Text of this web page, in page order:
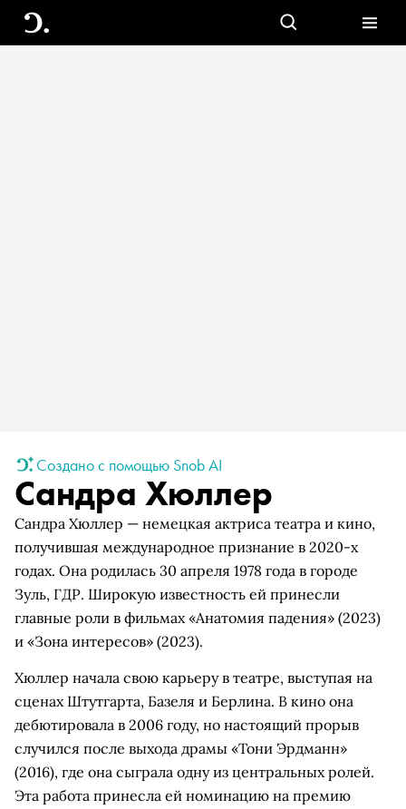
Создано с помощью Snob AI
Сандра Хюллер
Сандра Хюллер — немецкая актриса театра и кино,
получившая международное признание в 2020-х
годах. Она родилась 30 апреля 1978 года в городе
Зуль, ГДР. Широкую известность ей принесли
главные роли в фильмах «Анатомия падения» (2023)
и «Зона интересов» (2023).
Хюллер начала свою карьеру в театре, выступая на
сценах Штутгарта, Базеля и Берлина. В кино она
дебютировала в 2006 году, но настоящий прорыв
случился после выхода драмы «Тони Эрдманн»
(2016), где она сыграла одну из центральных ролей.
Эта работа принесла ей номинацию на премию